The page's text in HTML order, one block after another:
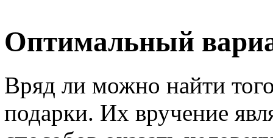
Оптимальный
Вряд ли можно найти
подарки. Их вручение